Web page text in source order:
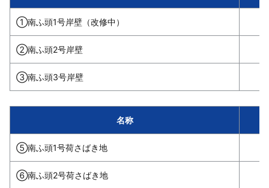
①南ふ頭1号岸壁（改修中）
②南ふ頭2号岸壁
③南ふ頭3号岸壁
名称
⑤南ふ頭1号荷さばき地
⑥南ふ頭2号荷さばき地